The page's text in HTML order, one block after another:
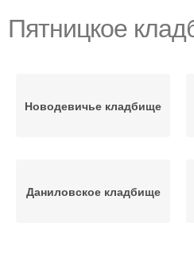
Пятницкое
Новодевичье кладбище
Даниловское кладбище